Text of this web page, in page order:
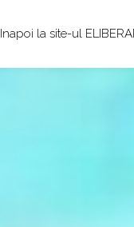
Inapoi la site-ul